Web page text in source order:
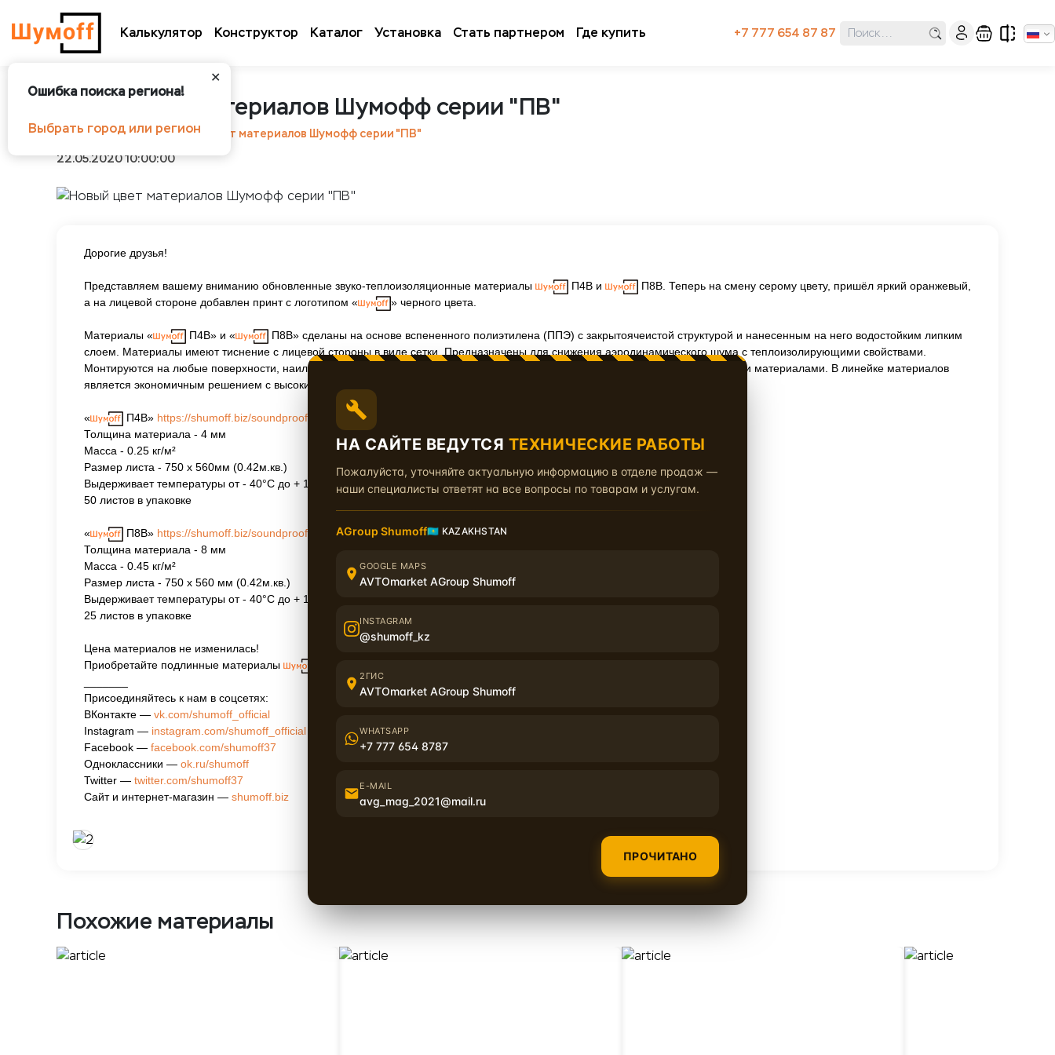
Калькулятор Конструктор Каталог Установка Стать партнером Где купить +7 777 654 87 87
✕
Ошибка поиска региона!
Выбрать город или регион
Новый цвет материалов Шумофф серии "ПВ"
Шумоff Новости
Новый цвет материалов Шумофф серии "ПВ"
22.05.2020 10:00:00
Дорогие друзья!
Представляем вашему вниманию обновленные звуко-теплоизоляционные материалы П4В и
П8В. Теперь на смену серому цвету, пришёл яркий оранжевый,
а на лицевой стороне добавлен принт с логотипом «
» черного цвета.
Материалы « П4В» и «
П8В» сделаны на основе вспененного полиэтилена (ППЭ) с закрытоячеистой структурой и нанесенным на него водостойким липким
слоем. Материалы имеют тиснение с лицевой стороны в виде сетки. Предназначены для снижения аэродинамического шума с теплоизолирующими свойствами.
Монтируются на любые поверхности, наилучший результат достигается при совместном использовании с виброизоляционными материалами. В линейке материалов
является экономичным решением с высоким уровнем теплоизоляции и эффектом звукоизоляции.
« П4В» https://shumoff.biz/soundproofing/shumoff_p4v
Толщина материала - 4 мм
Масса - 0.25 кг/м²
Размер листа - 750 х 560мм (0.42м.кв.)
Выдерживает температуры от - 40°С до + 110°С
50 листов в упаковке
« П8В» https://shumoff.biz/soundproofing/shumoff_p8v
Толщина материала - 8 мм
Масса - 0.45 кг/м²
Размер листа - 750 х 560 мм (0.42м.кв.)
Выдерживает температуры от - 40°С до + 110°С
25 листов в упаковке
Цена материалов не изменилась!
Приобретайте подлинные материалы
Присоединяйтесь к нам в соцсетях:
ВКонтакте — vk.com/shumoff_official
Instagram — instagram.com/shumoff_official
Facebook — facebook.com/shumoff37
Одноклассники — ok.ru/shumoff
Twitter — twitter.com/shumoff37
Сайт и интернет-магазин — shumoff.biz
Похожие материалы
НА САЙТЕ ВЕДУТСЯ ТЕХНИЧЕСКИЕ РАБОТЫ
Пожалуйста, уточняйте актуальную информацию в отделе продаж —
наши специалисты ответят на все вопросы по товарам и услугам.
AGroup Shumoff🇰🇿 KAZAKHSTAN
GOOGLE MAPS
AVTOmarket AGroup Shumoff
INSTAGRAM
@shumoff_kz
2ГИС
AVTOmarket AGroup Shumoff
WHATSAPP
+7 777 654 8787
E-MAIL
avg_mag_2021@mail.ru
ПРОЧИТАНО